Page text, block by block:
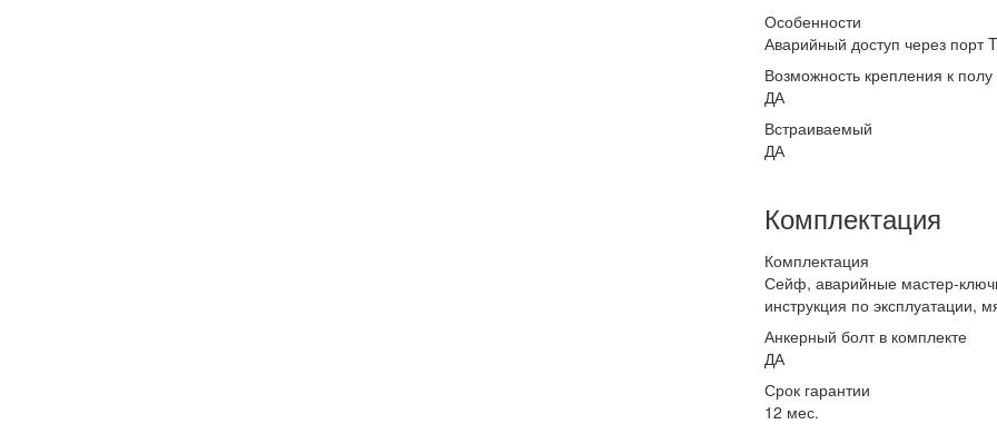
Особенности
Аварийный доступ через порт
Возможность крепления к
ДА
Встраиваемый
ДА
Комплектация
Комплектация
Сейф, аварийные мастер-
инструкция по эксплуатации,
Анкерный болт в комплекте
ДА
Срок гарантии
12 мес.